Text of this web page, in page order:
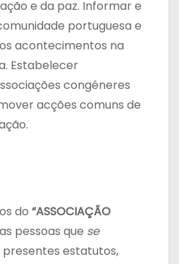
e da paz. Informar e
portuguesa e
acontecimentos na
Estabelecer
congéneres
acções comuns de
do “ASSOCIAÇÃO
pessoas que se
estatutos,